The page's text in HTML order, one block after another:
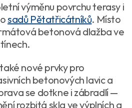
výměnu povrchu terasy i
sadů Pětatřicátníků. Místo
betonová dlažba ve
nové prvky pro
betonových lavic a
se dotkne i zábradlí —
rozbitá skla ve výplních a